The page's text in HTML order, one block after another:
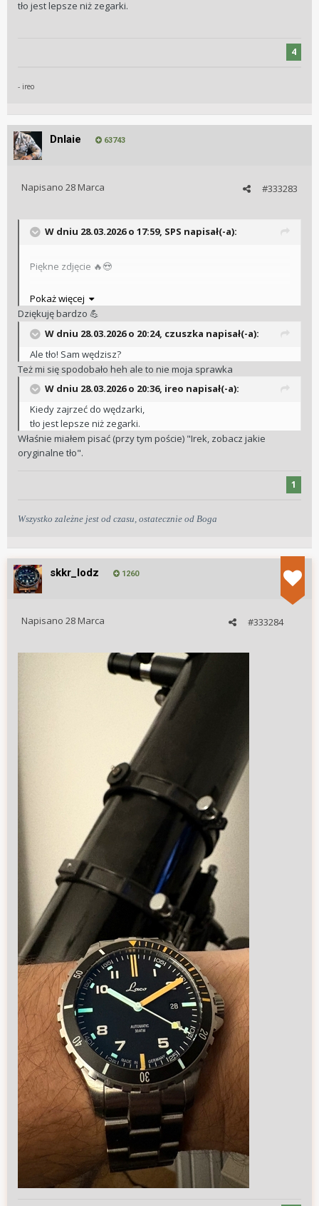
tło jest lepsze niż zegarki.
4
- ireo
Dnlaie 63743
#333283
Napisano 28 Marca
W dniu 28.03.2026 o 17:59, SPS napisał(-a):
Piękne zdjęcie 🔥😍
Pokaż więcej
Dziękuję bardzo 💪
W dniu 28.03.2026 o 20:24, czuszka napisał(-a):
Ale tło! Sam wędzisz?
Też mi się spodobało heh ale to nie moja sprawka
W dniu 28.03.2026 o 20:36, ireo napisał(-a):
Kiedy zajrzeć do wędzarki,
tło jest lepsze niż zegarki.
Właśnie miałem pisać (przy tym poście) "Irek, zobacz jakie
oryginalne tło".
1
Wszystko zależne jest od czasu, ostatecznie od Boga
skkr_lodz 1260
#333284
Napisano 28 Marca